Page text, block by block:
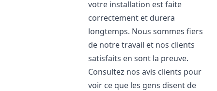
votre installation est faite
correctement et durera
longtemps. Nous sommes fiers
de notre travail et nos clients
satisfaits en sont la preuve.
Consultez nos avis clients pour
voir ce que les gens disent de